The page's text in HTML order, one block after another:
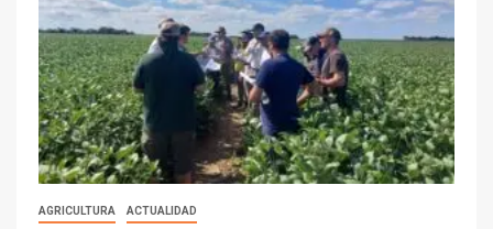
AGRICULTURA ACTUALIDAD